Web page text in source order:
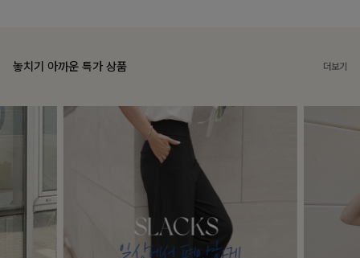
놓치기 아까운 특가 상품 더보기